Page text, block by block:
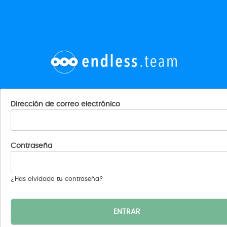
Dirección de correo electrónico
Contraseña
¿Has olvidado tu contraseña?
ENTRAR